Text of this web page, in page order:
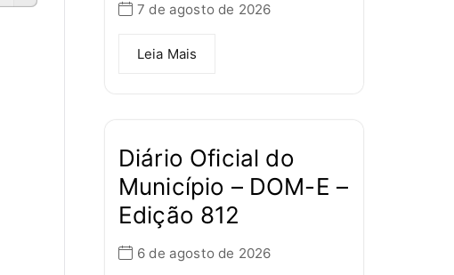
7 de agosto de 2026
Leia Mais
Diário Oficial do
Município – DOM-E –
Edição 812
6 de agosto de 2026